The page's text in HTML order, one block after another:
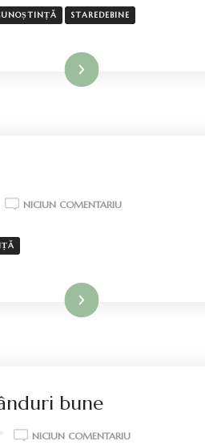
STAREDEBINE
Mai mult
NICIUN COMENTARIULA
Mai mult
bune
NICIUN COMENTARIULA